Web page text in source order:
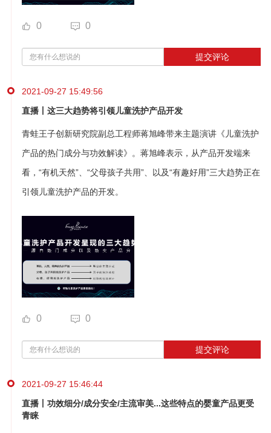
0 0
提交评论
2021-09-27 15:49:56
直播丨这三大趋势将引领儿童洗护产品开发
青蛙王子创新研究院副总工程师蒋旭峰带来主题演讲《儿童洗护
产品的热门成分与功效解读》。蒋旭峰表示，从产品开发端来
看，“有机天然”、“父母孩子共用”、以及“有趣好用”三大趋势正在
引领儿童洗护产品的开发。
0 0
提交评论
2021-09-27 15:46:44
直播丨功效细分/成分安全/主流审美...这些特点的婴童产品更受
青睐